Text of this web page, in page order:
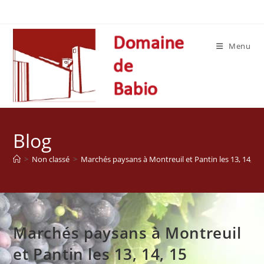
Menu
Blog
> Non classé > Marchés paysans à Montreuil et Pantin les 13, 14,
Marchés paysans à Montreuil
et Pantin les 13, 14, 15